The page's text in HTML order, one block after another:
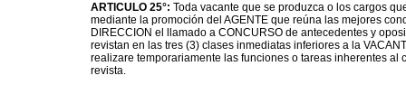
ARTICULO 25°: Toda vacante que se produzca o los cargos
mediante la promoción del AGENTE que reúna las mejores
DIRECCION el llamado a CONCURSO de antecedentes y
revistan en las tres (3) clases inmediatas inferiores a la
realizare temporariamente las funciones o tareas inherentes
revista.